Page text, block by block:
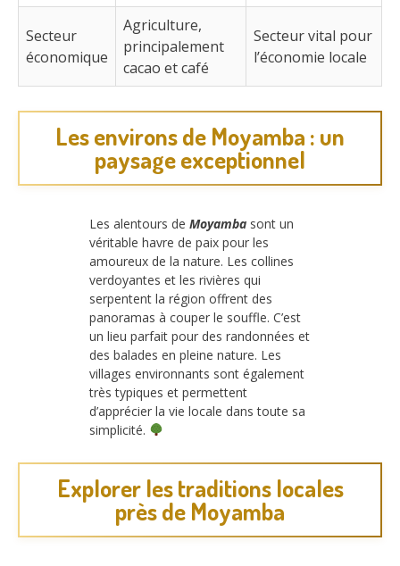
Secteur
économique
Agriculture,
principalement
cacao et café
Secteur vital pour
l’économie locale
Les environs de Moyamba : un
paysage exceptionnel
Les alentours de Moyamba sont un
véritable havre de paix pour les
amoureux de la nature. Les collines
verdoyantes et les rivières qui
serpentent la région offrent des
panoramas à couper le souffle. C’est
un lieu parfait pour des randonnées et
des balades en pleine nature. Les
villages environnants sont également
très typiques et permettent
d’apprécier la vie locale dans toute sa
simplicité.
Explorer les traditions locales
près de Moyamba